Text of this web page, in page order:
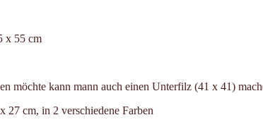
x 55 cm
möchte kann mann auch einen Unterfilz (41 x 41)
27 cm, in 2 verschiedene Farben